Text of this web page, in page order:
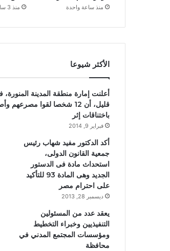
منذ ساعة واحدة منذ 3 ساعات
الأكثر شيوعا
أعلنت إمارة منطقة المدينة المنورة،
باختناقات إثر
فبراير 9, 2014
أكد الدكتور مفيد شهاب رئيس
جمعية القانون الدولى،
استحداث مادة فى الدستور
الجديد وهى المادة 93 للتأكيد
على احترام مصر
ديسمبر 28, 2013
يعقد عدد من المسئولين
التنفيذيين وخبراء التخطيط
ومؤسسات المجتمع المدني في
محافظة